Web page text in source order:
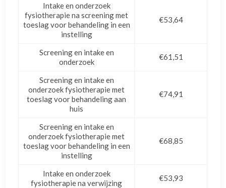
Intake en onderzoek
fysiotherapie na screening met
toeslag voor behandeling in een
instelling
€53,64
Screening en intake en
onderzoek
€61,51
Screening en intake en
onderzoek fysiotherapie met
toeslag voor behandeling aan
huis
€74,91
Screening en intake en
onderzoek fysiotherapie met
toeslag voor behandeling in een
instelling
€68,85
Intake en onderzoek
fysiotherapie na verwijzing
€53,93